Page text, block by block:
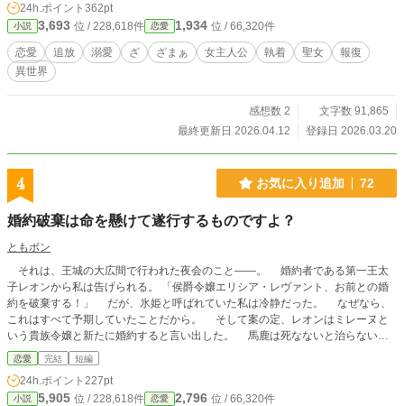
24h.ポイント 362pt
小説 3,693 位 / 228,618件 恋愛 1,934 位 / 66,320件
恋愛 追放 溺愛 ざ ざまぁ 女主人公 執着 聖女
報復
異世界
感想数 2
文字数 91,865
最終更新日 2026.04.12
登録日 2026.03.20
4 お気に入り追加 72
婚約破棄は命を懸けて遂行するものですよ？
ともボン
それは、王城の大広間で行われた夜会のこと――。 婚約者である第一王太
子レオンから私は告げられる。 「侯爵令嬢エリシア・レヴァント、お前との婚
約を破棄する！」 だが、氷姫と呼ばれていた私は冷静だった。 なぜなら、
これはすべて予期していたことだから。 そして案の定、レオンはミレーヌと
いう貴族令嬢と新たに婚約すると言い出した。 馬鹿は死なないと治らない。
私は公衆の面前でとっておきの報復を始めた。 これは婚約破棄から始ま
る、痛快なざまぁと甘やかな逆転劇。 氷姫の仮面の下に秘めた想いは、愛
か、それとも復讐か――！？
恋愛 完結 短編
24h.ポイント 227pt
小説 5,905 位 / 228,618件 恋愛 2,796 位 / 66,320件